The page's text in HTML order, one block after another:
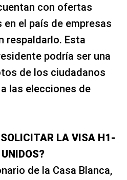
con ofertas
el país de empresas
respaldarlo. Esta
podría ser una
de los ciudadanos
las elecciones de
LA VISA H1-
de la Casa Blanca,